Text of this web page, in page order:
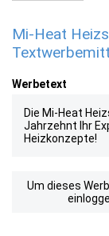
Mi-Heat
Werbetext
Die Mi-Heat
Jahrzehnt Ihr
Heizkonzepte!
Um dieses